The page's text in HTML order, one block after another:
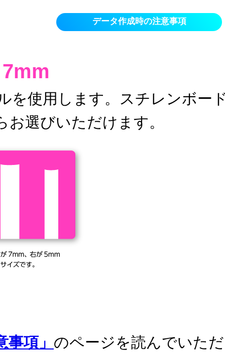
データ作成時の注意事項
を使用します。スチレンボー
選びいただけます。
項」 のページを読んでいた